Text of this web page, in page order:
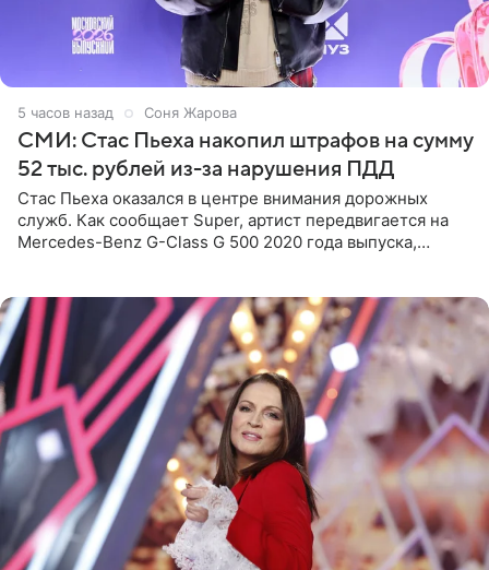
5 часов назад Соня Жарова
СМИ: Стас Пьеха накопил штрафов на сумму
52 тыс. рублей из-за нарушения ПДД
Стас Пьеха оказался в центре внимания дорожных
служб. Как сообщает Super, артист передвигается на
Mercedes-Benz G-Class G 500 2020 года выпуска,